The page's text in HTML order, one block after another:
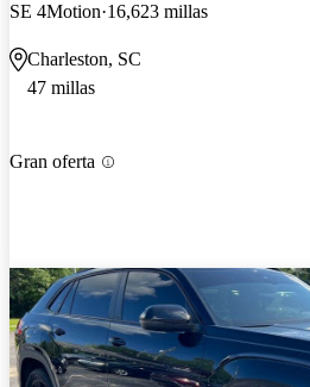
SE 4Motion 16,623 millas
Charleston, SC
47 millas
Gran oferta